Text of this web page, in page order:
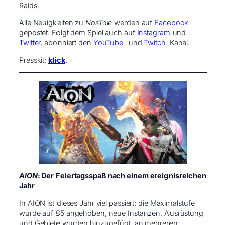
Raids.
Alle Neuigkeiten zu NosTale werden auf Facebook
gepostet. Folgt dem Spiel auch auf Instagram und
Twitter, abonniert den YouTube- undTwitch-Kanal.
Presskit: klick.
AION: Der Feiertagsspaß nach einem ereignisreichen
Jahr
In AION ist dieses Jahr viel passiert: die Maximalstufe
wurde auf 85 angehoben, neue Instanzen, Ausrüstung
und Gebiete wurden hinzugefügt, an mehreren